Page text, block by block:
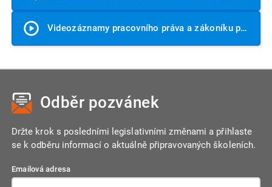
Videozáznamy pracovního práva a zákoníku práce
Odběr pozvánek
Držte krok s posledními legislativními změnami a přihlaste
se k odběru informací o aktuálně připravovaných školeních.
Emailová adresa